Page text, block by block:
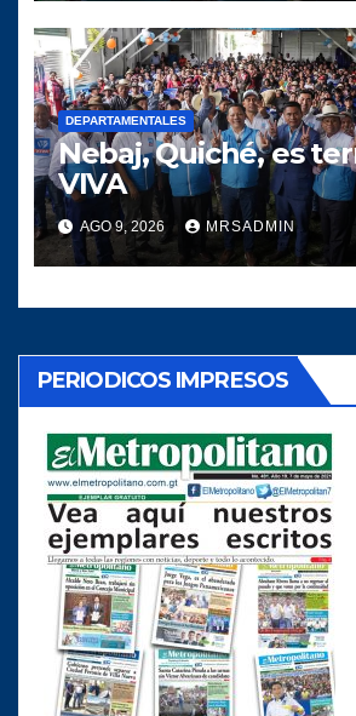
DEPARTAMENTALES
Nebaj, Quiché, es
VIVA
AGO 9, 2026 MRSADMIN
PERIODICOS IMPRESOS